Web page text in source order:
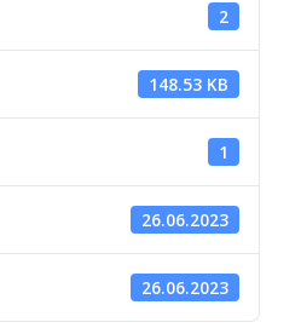
2
148.53 KB
1
26.06.2023
26.06.2023